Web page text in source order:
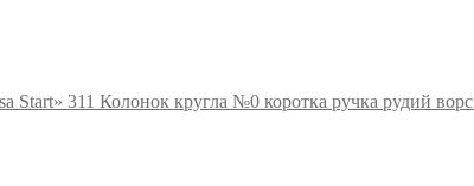
Start» 311 Колонок кругла №0 коротка ручка рудий ворс